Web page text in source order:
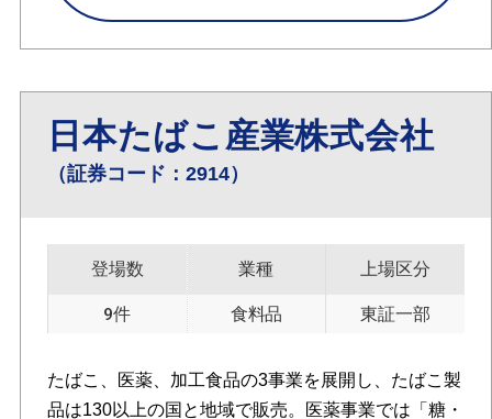
日本たばこ産業株式会社
（証券コード：2914）
登場数
9件
業種
食料品
上場区分
東証一部
たばこ、医薬、加工食品の3事業を展開し、たばこ製
品は130以上の国と地域で販売。医薬事業では「糖・